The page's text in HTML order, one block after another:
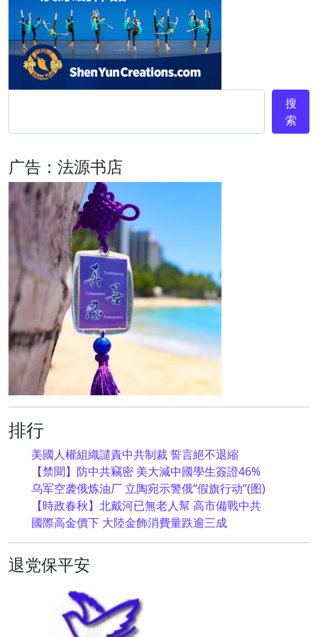
搜
索
广告：法源书店
排行
美國人權組織譴責中共制裁 誓言絕不退縮
【禁聞】防中共竊密 美大減中國學生簽證46%
乌军空袭俄炼油厂 立陶宛示警俄“假旗行动”(图)
【時政春秋】北戴河已無老人幫 高市備戰中共
國際高金價下 大陸金飾消費量跌逾三成
退党保平安